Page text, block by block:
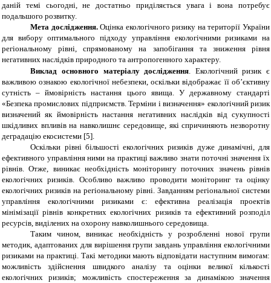
даній темі сьогодні, не достатньо приділяється увага і вона потребує
подальшого розвитку.
Мета дослідження.Оцінка екологічного ризику на території України
для вибору оптимального підходу управління екологічними ризиками на
регіональному рівні, спрямованому на запобігання та зниження рівня
негативних наслідків природного та антропогенного характеру.
Виклад основного матеріалу дослідження. Екологічний ризик є
важливою ознакою екологічної небезпеки, оскільки відображає її об’єктивну
сутність – ймовірність настання цього явища. У державному стандарті
«Безпека промислових підприємств. Терміни і визначення» екологічний ризик
визначений як ймовірність настання негативних наслідків від сукупності
шкідливих впливів на навколишнє середовище, які спричиняють незворотну
деградацію екосистеми [5].
Оскільки рівні більшості екологічних ризиків дуже динамічні, для
ефективного управління ними на практиці важливо знати поточні значення їх
рівнів. Отже, виникає необхідність моніторингу поточних значень рівнів
екологічних ризиків. Особливо важливо проводити моніторинг та оцінку
екологічних ризиків на регіональному рівні. Завданням регіональної системи
управління екологічними ризиками є: ефективна реалізація проектів
мінімізації рівнів конкретних екологічних ризиків та ефективний розподіл
ресурсів, виділених на охорону навколишнього середовища.
Таким чином, виникає необхідність у розробленні нової групи
методик, адаптованих для вирішення групи завдань управління екологічними
ризиками на практиці. Такі методики мають відповідати наступним вимогам:
можливість здійснення швидкого аналізу та оцінки великої кількості
екологічних ризиків; можливість спостереження за динамікою значення